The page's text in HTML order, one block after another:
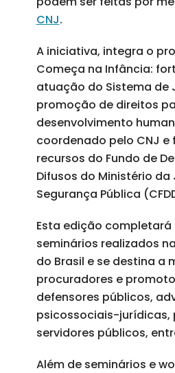
CNJ.
A iniciativa, integra o
Começa na Infância:
atuação do Sistema de
promoção de direitos
desenvolvimento
coordenado pelo CNJ
recursos do Fundo de
Difusos do Ministério da
Segurança Pública
Esta edição completará
seminários realizados
do Brasil e se destina a
procuradores e
defensores públicos,
psicossociais-jurídicas,
servidores públicos,
Além de seminários e